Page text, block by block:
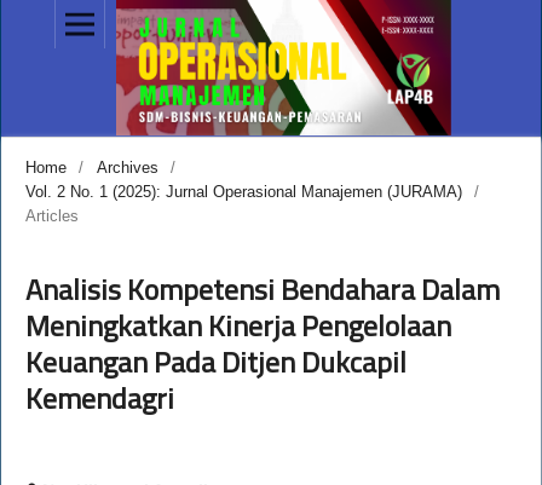
Home / Archives
/
Vol. 2 No. 1 (2025): Jurnal Operasional Manajemen (JURAMA)
/
Articles
Analisis Kompetensi Bendahara Dalam
Meningkatkan Kinerja Pengelolaan
Keuangan Pada Ditjen Dukcapil
Kemendagri